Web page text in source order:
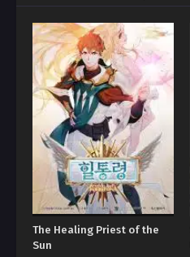
The Healing Priest of the
Sun